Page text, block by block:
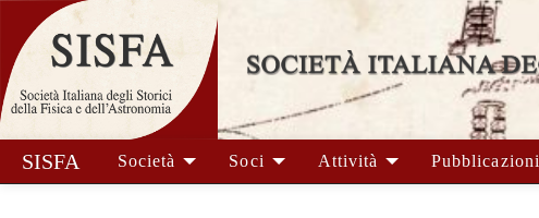
SISFA Società Soci Attività Pubblicazioni